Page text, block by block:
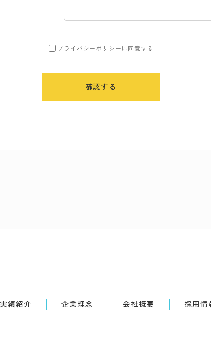
プライバシーポリシーに同意する
実績紹介 企業理念 会社概要 採用情